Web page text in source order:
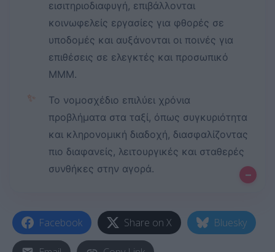
εισιτηριοδιαφυγή, επιβάλλονται
κοινωφελείς εργασίες για φθορές σε
υποδομές και αυξάνονται οι ποινές για
επιθέσεις σε ελεγκτές και προσωπικό
ΜΜΜ.
✨
Το νομοσχέδιο επιλύει χρόνια
προβλήματα στα ταξί, όπως συγκυριότητα
και κληρονομική διαδοχή, διασφαλίζοντας
πιο διαφανείς, λειτουργικές και σταθερές
συνθήκες στην αγορά.
–
Facebook Share on X Bluesky